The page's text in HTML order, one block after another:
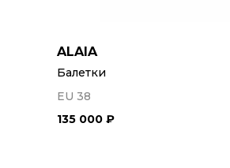
ALAIA
Балетки
EU 38
135 000 ₽